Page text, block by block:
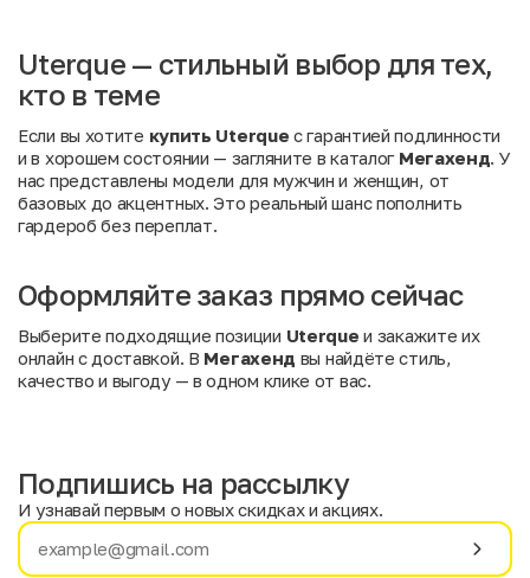
Uterque — стильный выбор для тех,
кто в теме
Если вы хотите купить Uterque с гарантией подлинности
и в хорошем состоянии — загляните в каталог Мегахенд. У
нас представлены модели для мужчин и женщин, от
базовых до акцентных. Это реальный шанс пополнить
гардероб без переплат.
Оформляйте заказ прямо сейчас
Выберите подходящие позиции Uterque и закажите их
онлайн с доставкой. В Мегахенд вы найдёте стиль,
качество и выгоду — в одном клике от вас.
Имя
Подпишись на рассылку
И узнавай первым о новых скидках и акциях.